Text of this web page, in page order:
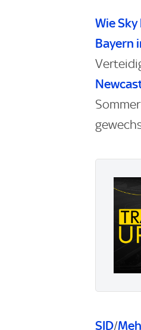
WieSky
Bayern
SID/